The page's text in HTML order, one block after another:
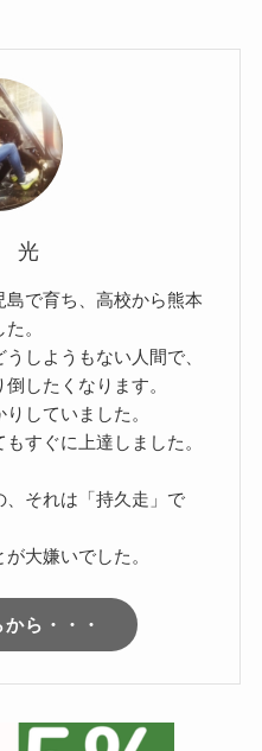
光
で育ち、高校から熊本
。
しようもない人間で、
したくなります。
していました。
すぐに上達しました。
それは「持久走」で
大嫌いでした。
ら・・・